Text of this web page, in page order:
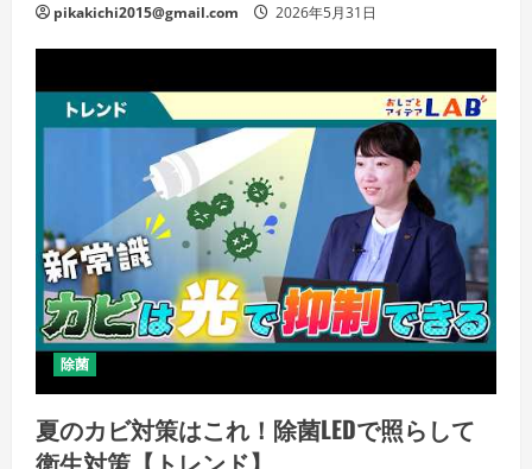
pikakichi2015@gmail.com 2026年5月31日
除菌
夏のカビ対策はこれ！除菌LEDで照らして
衛生対策【トレンド】